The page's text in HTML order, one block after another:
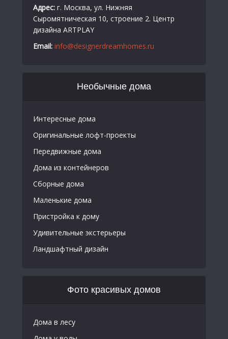
Адрес: г. Москва, ул. Нижняя
Сыромятническая 10, строение 2. Центр
дизайна ARTPLAY
Email: info@designerdreamhomes.ru
Необычные дома
Интересные дома
Оригинальные лофт-проекты
Передвижные дома
Дома из контейнеров
Сборные дома
Маленькие дома
Пристройка к дому
Удивительные экстерьеры
Ландшафтный дизайн
Фото красивых домов
Дома в лесу